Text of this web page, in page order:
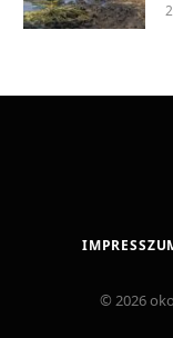
© 2026